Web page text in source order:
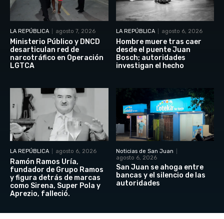
LA REPÚBLICA agosto 7, 2026
Ministerio Público y DNCD
desarticulan red de
narcotráfico en Operación
LGTCA
LA REPÚBLICA agosto 6, 2026
Hombre muere tras caer
desde el puente Juan
Bosch; autoridades
investigan el hecho
LA REPÚBLICA agosto 6, 2026
Ramón Ramos Uría,
fundador de Grupo Ramos
y figura detrás de marcas
como Sirena, Super Pola y
Aprezio, falleció.
Noticias de San Juan
agosto 6, 2026
San Juan se ahoga entre
bancas y el silencio de las
autoridades